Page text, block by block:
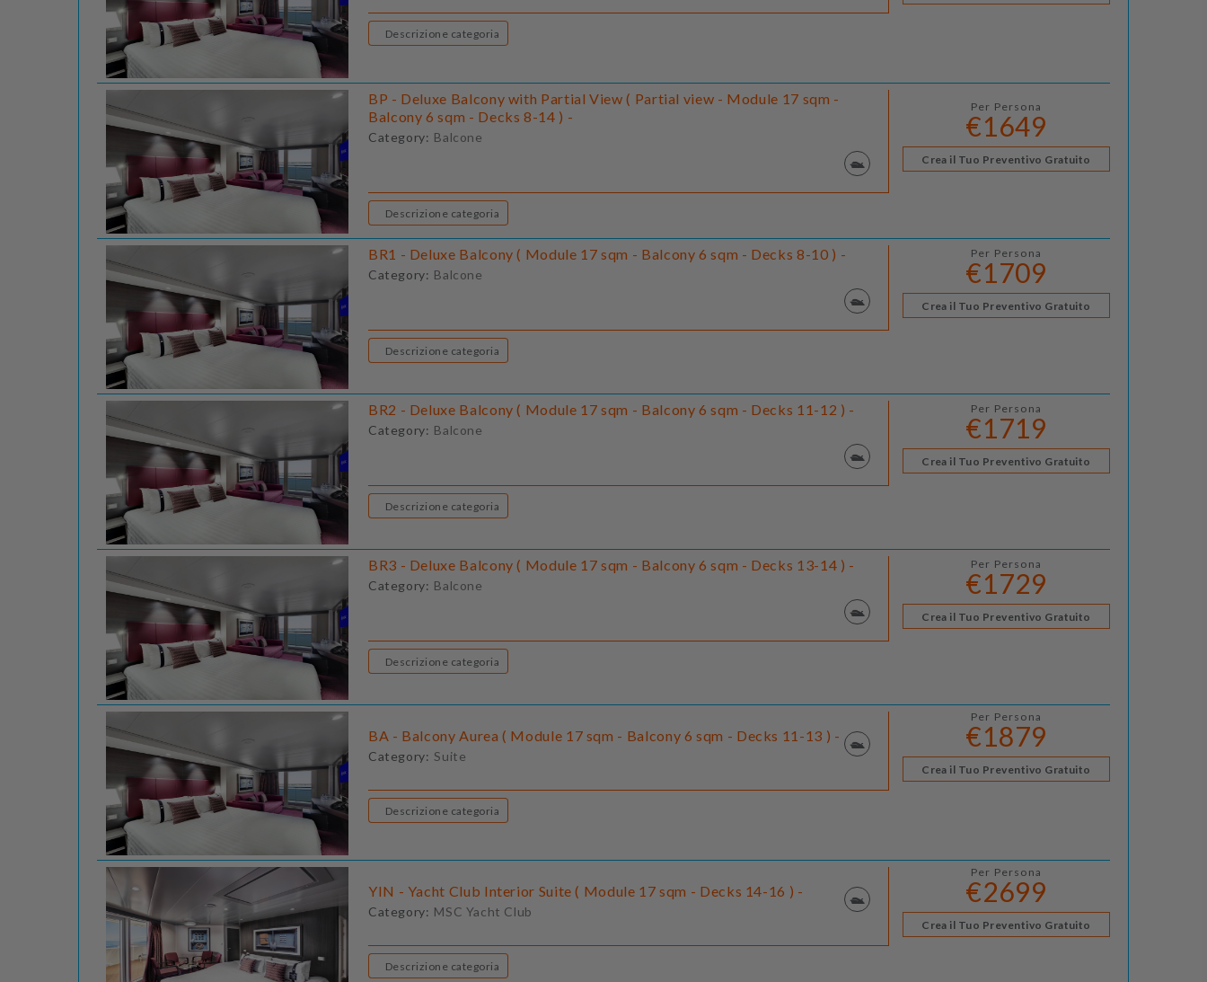
Descrizione categoria
BP - Deluxe Balcony with Partial View ( Partial view - Module 17 sqm -
Balcony 6 sqm - Decks 8-14 ) -
Category: Balcone
Per Persona
€1649
Crea il Tuo Preventivo Gratuito
Descrizione categoria
BR1 - Deluxe Balcony ( Module 17 sqm - Balcony 6 sqm - Decks 8-10 ) -
Category: Balcone
Per Persona
€1709
Crea il Tuo Preventivo Gratuito
Descrizione categoria
BR2 - Deluxe Balcony ( Module 17 sqm - Balcony 6 sqm - Decks 11-12 ) -
Category: Balcone
Per Persona
€1719
Crea il Tuo Preventivo Gratuito
Descrizione categoria
BR3 - Deluxe Balcony ( Module 17 sqm - Balcony 6 sqm - Decks 13-14 ) -
Category: Balcone
Per Persona
€1729
Crea il Tuo Preventivo Gratuito
Descrizione categoria
BA - Balcony Aurea ( Module 17 sqm - Balcony 6 sqm - Decks 11-13 ) -
Category: Suite
Per Persona
€1879
Crea il Tuo Preventivo Gratuito
Descrizione categoria
YIN - Yacht Club Interior Suite ( Module 17 sqm - Decks 14-16 ) -
Category: MSC Yacht Club
Per Persona
€2699
Crea il Tuo Preventivo Gratuito
Descrizione categoria